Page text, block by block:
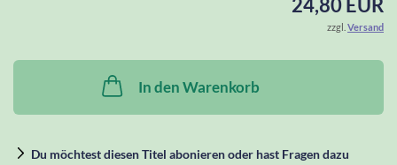
24,80 EUR
zzgl. Versand
In den Warenkorb
Du möchtest diesen Titel abonieren oder hast Fragen dazu